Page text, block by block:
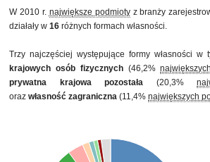
W 2010 r. największe podmiotyz branży
działały w 16 różnych formach własności.
Trzy najczęściej występujące formy własności w
krajowych osób fizycznych(46,2%
prywatna krajowa pozostała (20,3%
oraz własność zagraniczna (11,4% największych